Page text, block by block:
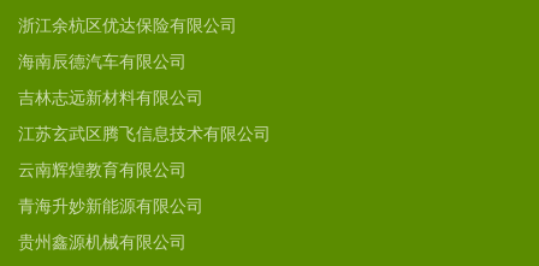
浙江余杭区优达保险有限公司
海南辰德汽车有限公司
吉林志远新材料有限公司
江苏玄武区腾飞信息技术有限公司
云南辉煌教育有限公司
青海升妙新能源有限公司
贵州鑫源机械有限公司